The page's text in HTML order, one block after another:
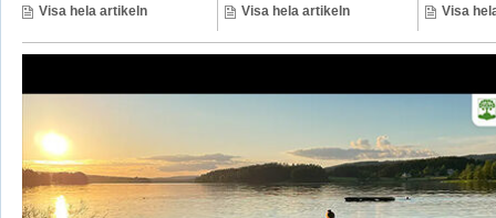
Visa hela artikeln Visa hela artikeln Visa